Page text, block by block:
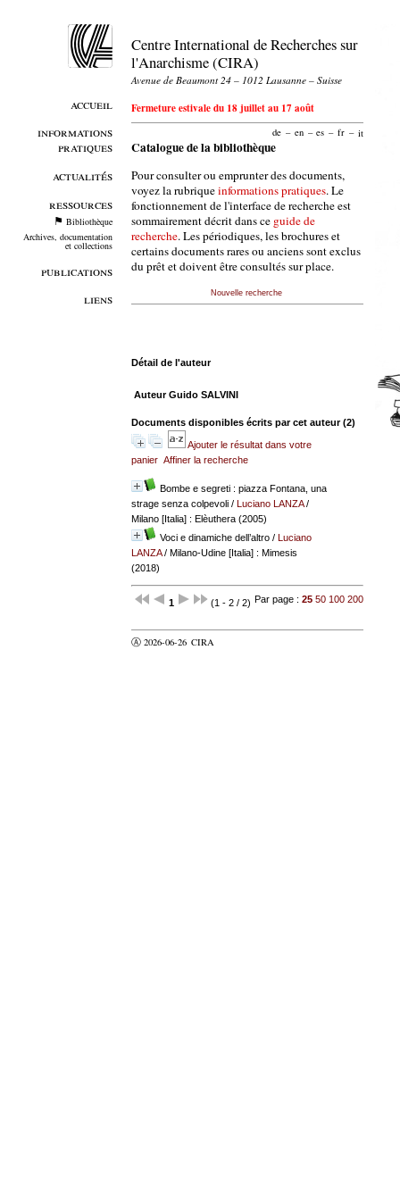
accueil
informations
pratiques
actualités
ressources
Bibliothèque
Archives, documentation
et collections
publications
liens
Centre International de Recherches sur
l'Anarchisme (CIRA)
Avenue de Beaumont 24 – 1012 Lausanne – Suisse
Fermeture estivale du 18 juillet au 17 août
de – en – es – fr – it
Catalogue de la bibliothèque
Pour consulter ou emprunter des documents,
voyez la rubriqueinformations pratiques. Le
fonctionnement de l'interface de recherche est
sommairement décrit dans ce guide de
recherche. Les périodiques, les brochures et
certains documents rares ou anciens sont exclus
du prêt et doivent être consultés sur place.
Nouvelle recherche
Détail de l'auteur
Auteur Guido SALVINI
Documents disponibles écrits par cet auteur (2)
Ajouter le résultat dans votre
panier Affiner la recherche
Bombe e segreti : piazza Fontana, una
strage senza colpevoli/ Luciano LANZA/
Milano [Italia] : Elèuthera (2005)
Voci e dinamiche dell’altro/ Luciano
LANZA/ Milano-Udine [Italia] : Mimesis
(2018)
1 (1 - 2 / 2) Par page : 25 50 100 200
Ⓐ 2026-06-26 CIRA